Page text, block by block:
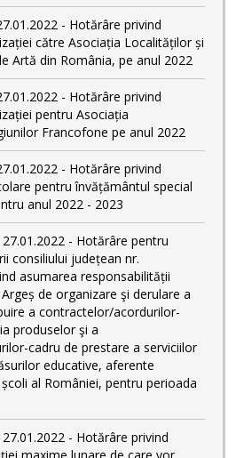
- Hotărâre privind
către Asociația Localităților și
Artă din România, pe anul 2022
- Hotărâre privind
pentru Asociația
Francofone pe anul 2022
- Hotărâre privind
pentru învățământul special
anul 2022 - 2023
- Hotărâre pentru
consiliului județean nr.
asumarea responsabilității
de organizare şi derulare a
a contractelor/acordurilor-
produselor şi a
cadru de prestare a serviciilor
educative, aferente
al României, pentru perioada
- Hotărâre privind